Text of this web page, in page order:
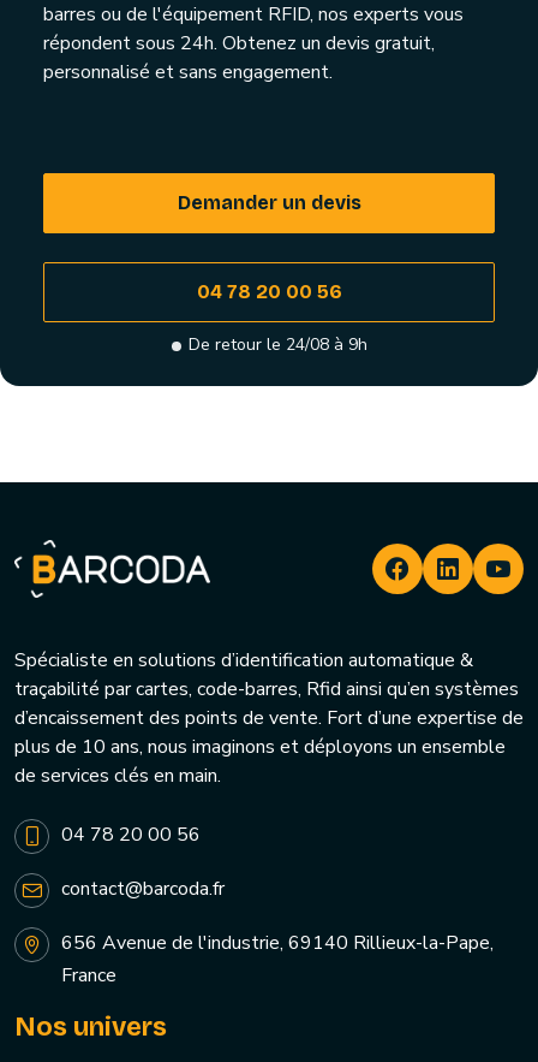
barres ou de l'équipement RFID, nos experts vous
répondent sous 24h. Obtenez un devis gratuit,
personnalisé et sans engagement.
Demander un devis
04 78 20 00 56
De retour le 24/08 à 9h
Spécialiste en solutions d’identification automatique &
traçabilité par cartes, code-barres, Rfid ainsi qu’en systèmes
d’encaissement des points de vente. Fort d’une expertise de
plus de 10 ans, nous imaginons et déployons un ensemble
de services clés en main.
04 78 20 00 56
contact@barcoda.fr
656 Avenue de l'industrie, 69140 Rillieux-la-Pape,
France
Nos univers